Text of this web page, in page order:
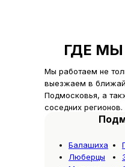
ГДЕ МЫ
Мы работаем не
выезжаем в
Подмосковья, а
соседних регионов.
Балашиха
Люберцы